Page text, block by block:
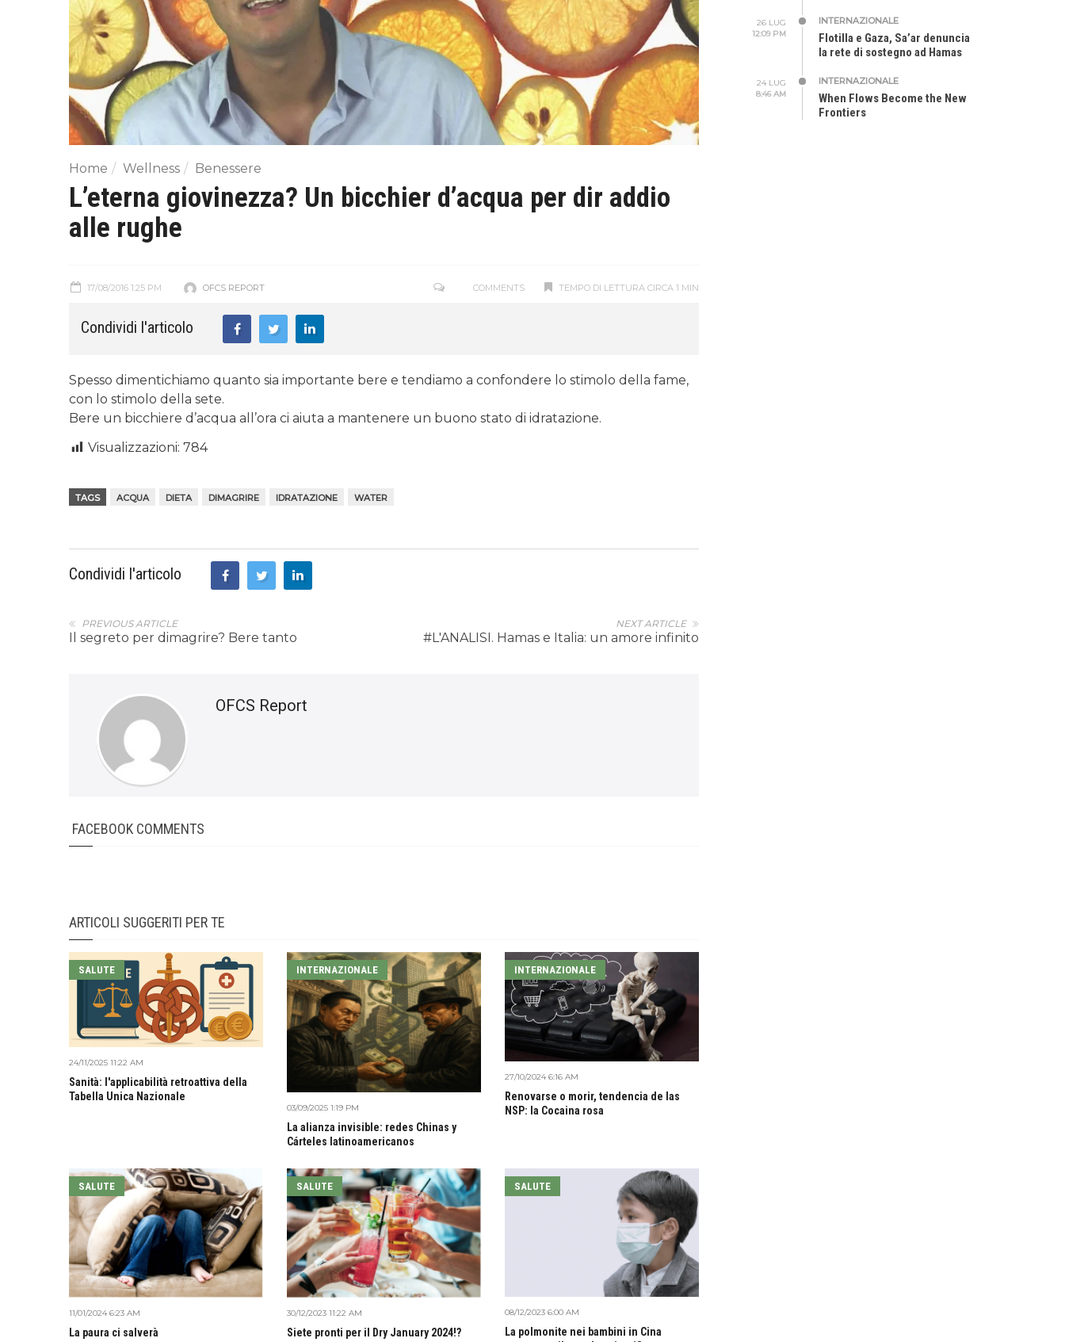
Home Wellness Benessere
L’eterna giovinezza? Un bicchier d’acqua per dir addio
alle rughe
17/08/2016 1:25 PM OFCS REPORT TEMPO DI LETTURA CIRCA 1 MIN
COMMENTS
Condividi l'articolo
Spesso dimentichiamo quanto sia importante bere e tendiamo a confondere lo stimolo della fame,
con lo stimolo della sete.
Bere un bicchiere d’acqua all’ora ci aiuta a mantenere un buono stato di idratazione.
Visualizzazioni: 784
TAGS ACQUA DIETA DIMAGRIRE IDRATAZIONE WATER
Condividi l'articolo
NEXT ARTICLE
#L'ANALISI. Hamas e Italia: un amore infinito
PREVIOUS ARTICLE
Il segreto per dimagrire? Bere tanto
OFCS Report
FACEBOOK COMMENTS
ARTICOLI SUGGERITI PER TE
SALUTE
24/11/2025 11:22 AM
Sanità: l'applicabilità retroattiva della
Tabella Unica Nazionale
INTERNAZIONALE
03/09/2025 1:19 PM
La alianza invisible: redes Chinas y
Cárteles latinoamericanos
INTERNAZIONALE
27/10/2024 6:16 AM
Renovarse o morir, tendencia de las
NSP: la Cocaina rosa
SALUTE
11/01/2024 6:23 AM
La paura ci salverà
SALUTE
30/12/2023 11:22 AM
Siete pronti per il Dry January 2024!?
SALUTE
08/12/2023 6:00 AM
La polmonite nei bambini in Cina
26 LUG
12:09 PM
INTERNAZIONALE
Flotilla e Gaza, Sa’ar denuncia
la rete di sostegno ad Hamas
24 LUG
8:46 AM
INTERNAZIONALE
When Flows Become the New
Frontiers